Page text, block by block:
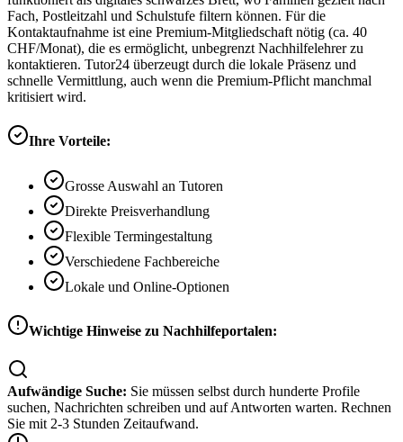
Fach, Postleitzahl und Schulstufe filtern können. Für die
Kontaktaufnahme ist eine Premium-Mitgliedschaft nötig (ca. 40
CHF/Monat), die es ermöglicht, unbegrenzt Nachhilfelehrer zu
kontaktieren. Tutor24 überzeugt durch die lokale Präsenz und
schnelle Vermittlung, auch wenn die Premium-Pflicht manchmal
kritisiert wird.
Ihre Vorteile:
Grosse Auswahl an Tutoren
Direkte Preisverhandlung
Flexible Termingestaltung
Verschiedene Fachbereiche
Lokale und Online-Optionen
Wichtige Hinweise zu Nachhilfeportalen:
Aufwändige Suche: Sie müssen selbst durch hunderte Profile
suchen, Nachrichten schreiben und auf Antworten warten. Rechnen
Sie mit 2-3 Stunden Zeitaufwand.